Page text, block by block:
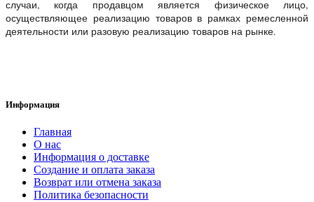
случаи, когда продавцом является физическое лицо,
осуществляющее реализацию товаров в рамках ремесленной
деятельности или разовую реализацию товаров на рынке.
Информация
Главная
О нас
Информация о доставке
Создание и оплата заказа
Возврат или отмена заказа
Политика безопасности